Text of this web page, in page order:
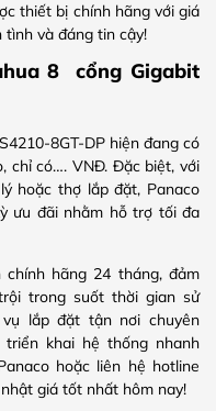
thiết bị chính hãng với giá
và đáng tin cậy!
8 cổng Gigabit
8GT-DP hiện đang có
chỉ có…. VNĐ. Đặc biệt, với
hoặc thợ lắp đặt, Panaco
ưu đãi nhằm hỗ trợ tối đa
hãng 24 tháng, đảm
trong suốt thời gian sử
lắp đặt tận nơi chuyên
khai hệ thống nhanh
hoặc liên hệ hotline
giá tốt nhất hôm nay!